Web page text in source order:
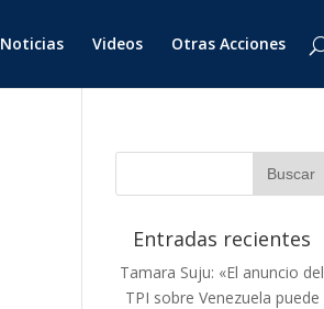
Noticias Videos Otras Acciones
Entradas recientes
Tamara Suju: «El anuncio del
TPI sobre Venezuela puede